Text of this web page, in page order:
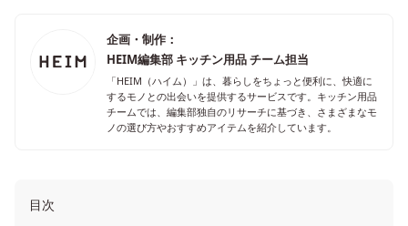
企画・制作：
HEIM編集部 キッチン用品 チーム担当
「HEIM（ハイム）」は、暮らしをちょっと便利に、快適に
するモノとの出会いを提供するサービスです。キッチン用品
チームでは、編集部独自のリサーチに基づき、さまざまなモ
ノの選び方やおすすめアイテムを紹介しています。
目次